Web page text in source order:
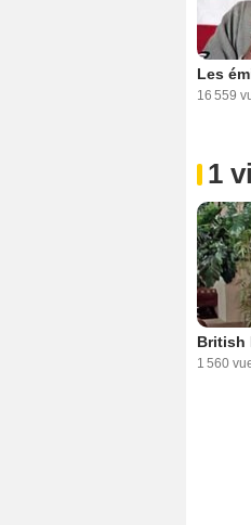
Les
16 559
1
British
1 560